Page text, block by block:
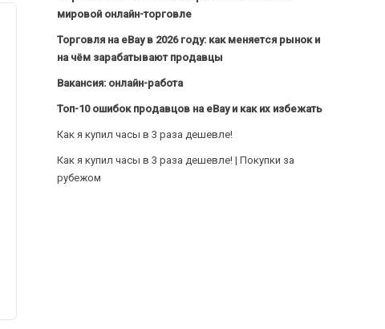
мировой онлайн-торговле
Торговля на eBay в 2026 году: как меняется рынок и
на чём зарабатывают продавцы
Вакансия: онлайн-работа
Топ-10 ошибок продавцов на eBay и как их избежать
Как я купил часы в 3 раза дешевле!
Как я купил часы в 3 раза дешевле! | Покупки за
рубежом